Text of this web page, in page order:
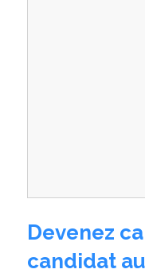
Devenez
candidat